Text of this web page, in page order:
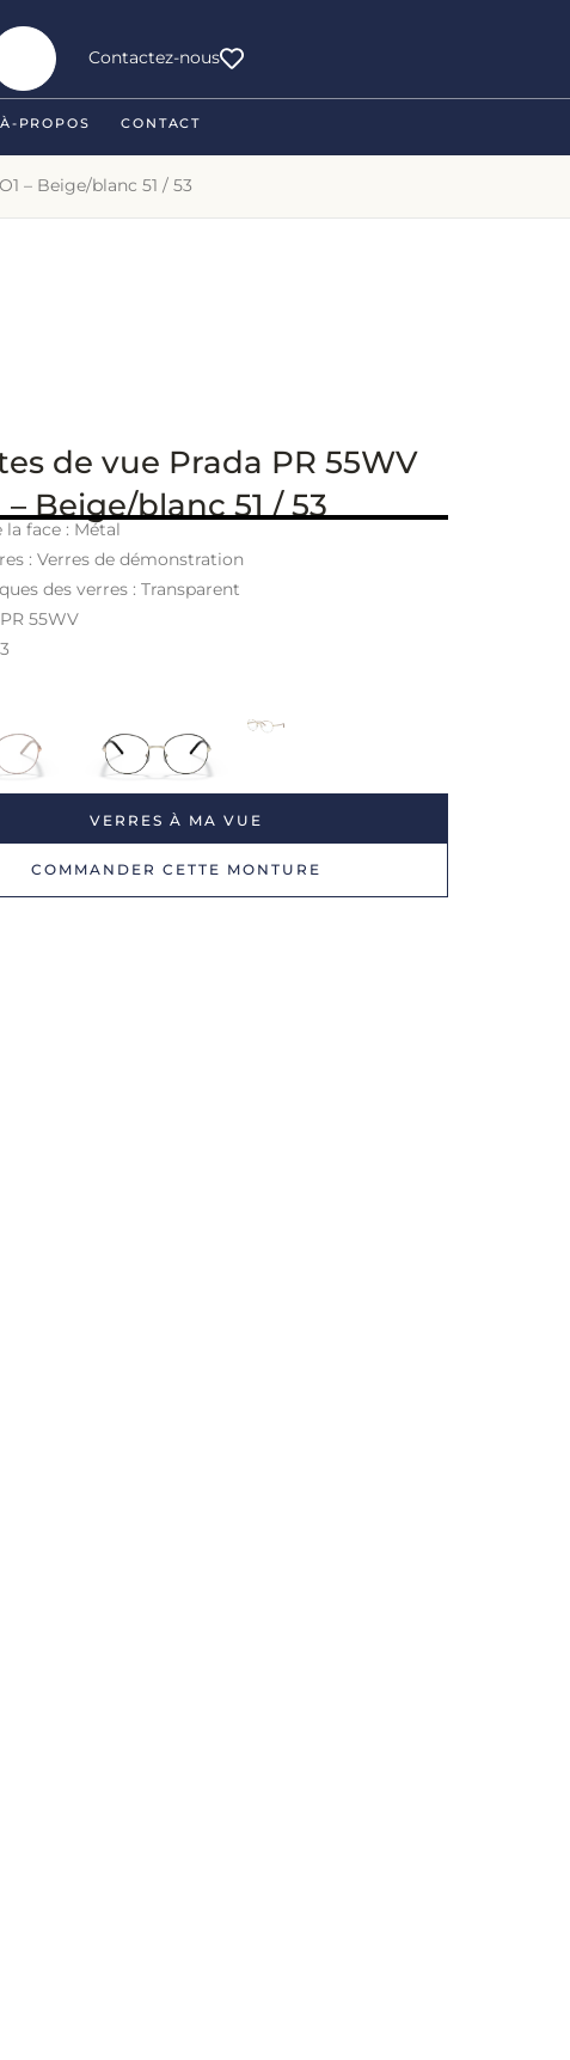
Contactez-nous
À-PROPOS CONTACT
– Beige/blanc 51 / 53
de vue Prada PR 55WV
– Beige/blanc 51 / 53
la face : Métal
: Verres de démonstration
des verres : Transparent
PR 55WV
VERRES À MA VUE
COMMANDER CETTE MONTURE